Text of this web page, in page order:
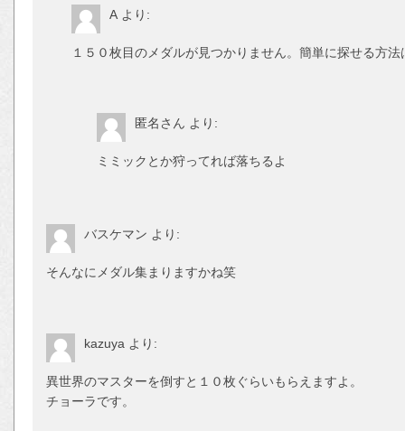
A より:
１５０枚目のメダルが見つかりません。簡単に探せる方
匿名さん より:
ミミックとか狩ってれば落ちるよ
バスケマン より:
そんなにメダル集まりますかね笑
kazuya より:
異世界のマスターを倒すと１０枚ぐらい
チョーラです。